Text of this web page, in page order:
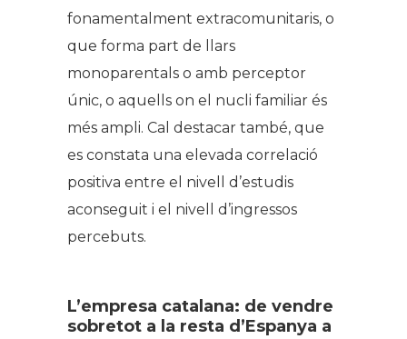
fonamentalment extracomunitaris, o
que forma part de llars
monoparentals o amb perceptor
únic, o aquells on el nucli familiar és
més ampli. Cal destacar també, que
es constata una elevada correlació
positiva entre el nivell d’estudis
aconseguit i el nivell d’ingressos
percebuts.
L’empresa catalana: de vendre
sobretot a la resta d’Espanya a